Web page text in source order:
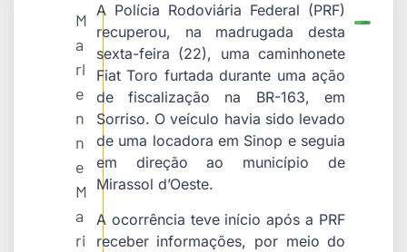
M
a
rl
e
n
n
e
M
a
ri
A Polícia Rodoviária Federal (PRF)
recuperou, na madrugada desta
sexta-feira (22), uma caminhonete
Fiat Toro furtada durante uma ação
de fiscalização na BR-163, em
Sorriso. O veículo havia sido levado
de uma locadora em Sinop e seguia
em direção ao município de
Mirassol d’Oeste.
A ocorrência teve início após a PRF
receber informações, por meio do